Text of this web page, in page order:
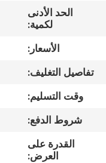
جولة
المعمل
رقابة
جودة
الحد الأدنى
لكمية:
الأسعار:
تفاصيل التغليف:
وقت التسليم:
شروط الدفع:
القدرة على
العرض: